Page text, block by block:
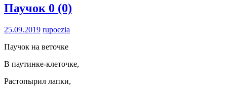
Паучок 0 (0)
25.09.2019 rupoezia
Паучок на веточке
В паутинке-клеточке,
Растопырил лапки,